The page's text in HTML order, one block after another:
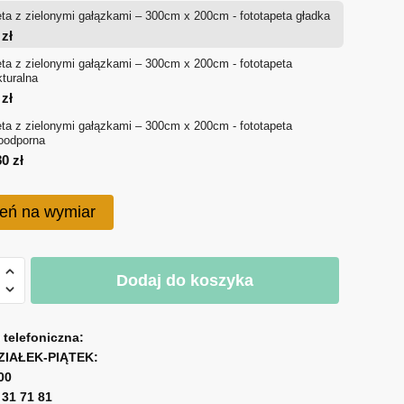
714 zł
1,080 zł
z zielonymi gałązkami – 300cm x 200cm - fototapeta gładka
zł
z zielonymi gałązkami – 300cm x 200cm - fototapeta
zł
z zielonymi gałązkami – 300cm x 200cm - fototapeta
zł
na wymiar
Dodaj do koszyka
PIĄTEK:
71 81